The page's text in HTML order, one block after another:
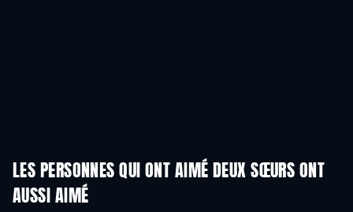
LES PERSONNES QUI ONT AIMÉ DEUX SŒURS ONT
AUSSI AIMÉ